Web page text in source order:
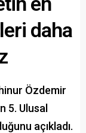
daha
Özdemir
5. Ulusal
açıkladı.